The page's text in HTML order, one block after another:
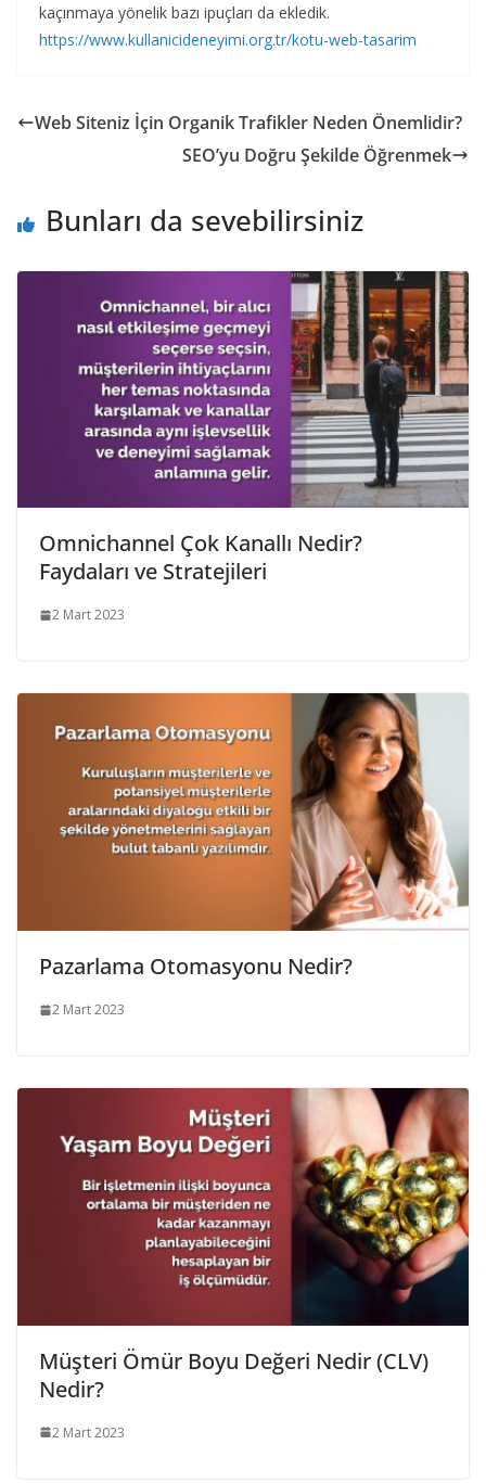
kaçınmaya yönelik bazı ipuçları da ekledik.
https://www.kullanicideneyimi.org.tr/kotu-web-tasarim
Web Siteniz İçin Organik Trafikler Neden Önemlidir?
SEO’yu Doğru Şekilde Öğrenmek
Bunları da sevebilirsiniz
Omnichannel Çok Kanallı Nedir?
Faydaları ve Stratejileri
2 Mart 2023
Pazarlama Otomasyonu Nedir?
2 Mart 2023
Müşteri Ömür Boyu Değeri Nedir (CLV)
Nedir?
2 Mart 2023